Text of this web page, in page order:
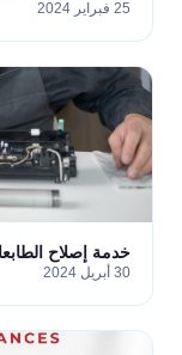
25 فبراير 2024
خدمة إصلاح
30 أبريل 2024